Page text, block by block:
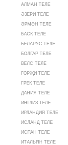
АЛМАН ТЕЛЕ
ӘЗЕРИ ТЕЛЕ
ӘРМӘН ТЕЛЕ
БАСК ТЕЛЕ
БЕЛАРУС ТЕЛЕ
БОЛГАР ТЕЛЕ
ВЕЛС ТЕЛЕ
ГӨРҖИ ТЕЛЕ
ГРЕК ТЕЛЕ
ДАНИЯ ТЕЛЕ
ИНГЛИЗ ТЕЛЕ
ИРЛАНДИЯ ТЕЛЕ
ИСЛАНД ТЕЛЕ
ИСПАН ТЕЛЕ
ИТАЛЬЯН ТЕЛЕ